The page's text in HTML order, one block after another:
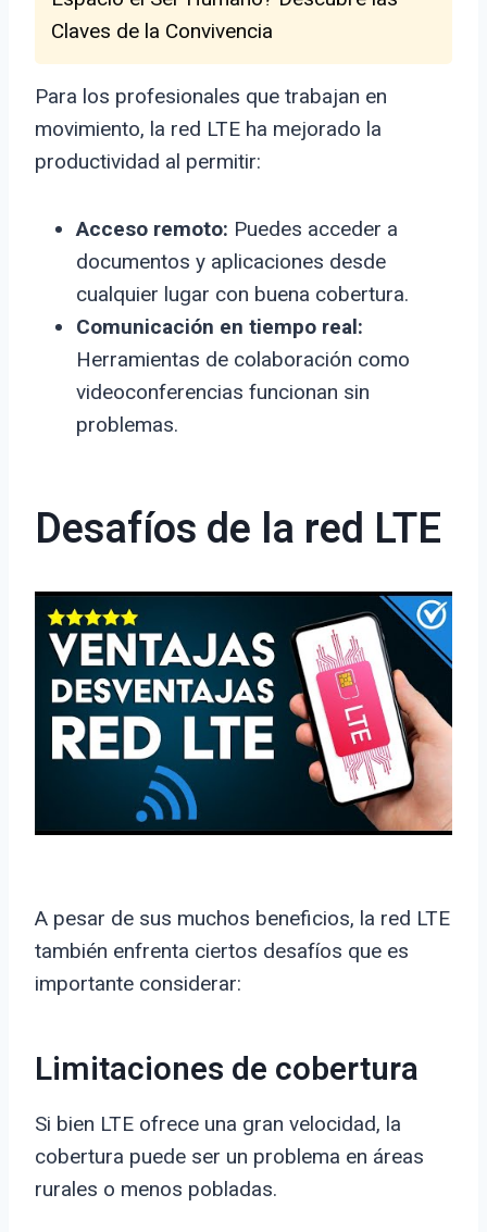
Claves de la Convivencia
Para los profesionales que trabajan en
movimiento, la red LTE ha mejorado la
productividad al permitir:
Acceso remoto: Puedes acceder a
documentos y aplicaciones desde
cualquier lugar con buena cobertura.
Comunicación en tiempo real:
Herramientas de colaboración como
videoconferencias funcionan sin
problemas.
Desafíos de la red LTE
A pesar de sus muchos beneficios, la red LTE
también enfrenta ciertos desafíos que es
importante considerar:
Limitaciones de cobertura
Si bien LTE ofrece una gran velocidad, la
cobertura puede ser un problema en áreas
rurales o menos pobladas.